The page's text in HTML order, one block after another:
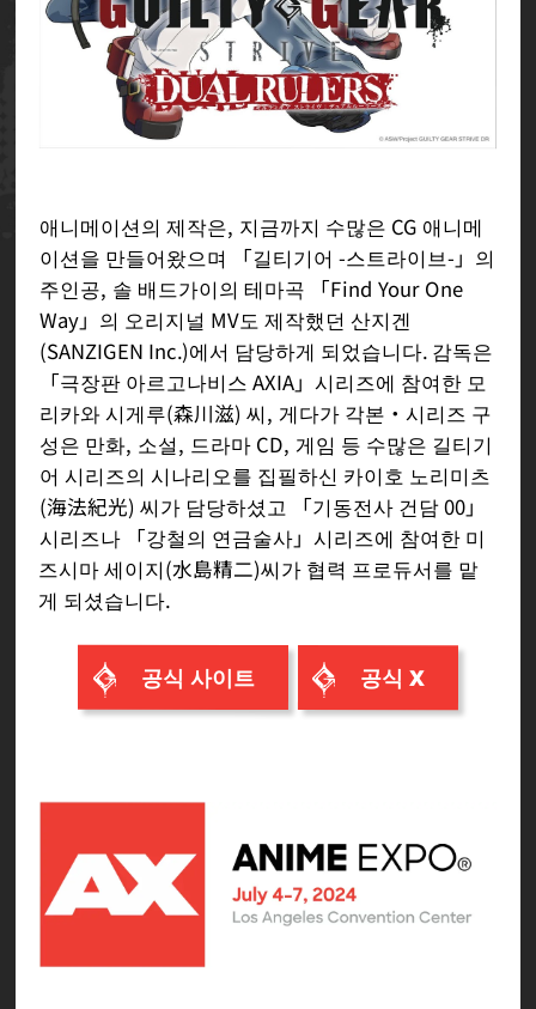
애니메이션의 제작은, 지금까지 수많은 CG 애니메
이션을 만들어왔으며 「길티기어 -스트라이브-」의
주인공, 솔 배드가이의 테마곡 「Find Your One
Way」의 오리지널 MV도 제작했던 산지겐
(SANZIGEN Inc.)에서 담당하게 되었습니다. 감독은
「극장판 아르고나비스 AXIA」시리즈에 참여한 모
리카와 시게루(森川滋) 씨, 게다가 각본・시리즈 구
성은 만화, 소설, 드라마 CD, 게임 등 수많은 길티기
어 시리즈의 시나리오를 집필하신 카이호 노리미츠
(海法紀光) 씨가 담당하셨고 「기동전사 건담 00」
시리즈나 「강철의 연금술사」시리즈에 참여한 미
즈시마 세이지(水島精二)씨가 협력 프로듀서를 맡
게 되셨습니다.
공식 사이트 공식 X